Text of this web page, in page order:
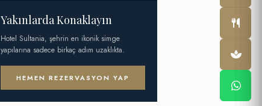
Yakınlarda Konaklayın
Hotel Sultania, şehrin en ikonik simge
yapılarına sadece birkaç adım uzaklıkta.
HEMEN REZERVASYON YAP